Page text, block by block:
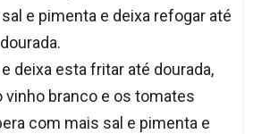
e pimenta e deixa refogar até
deixa esta fritar até dourada,
vinho branco e os tomates
com mais sal e pimenta e